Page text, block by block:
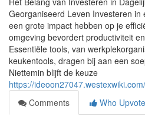
Georganiseerd Leven Investeren in
een grote impact hebben op je
omgeving bevordert productiviteit
Essentiële tools, van
keukentools, dragen bij aan een
Niettemin blijft de keuze
https://
Comments
Who